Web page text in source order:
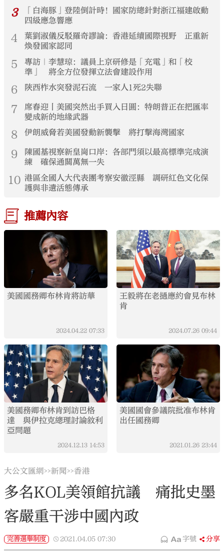
3
「白海豚」登陸倒計時！國家防總針對浙江福建啟動
四級應急響應
4
葉劉淑儀反駁羅奇謬論：香港延續國際視野 正重新
煥發國家認同
5
專訪｜李慧琼：議員上京研修是「充電」和「校
準」 將全方位發揮立法會建設作用
6 陝西柞水突發泥石流 一家人1死2失聯
7
席春迎丨美國突然出手買入日圓：特朗普正在把匯率
變成新的地緣武器
8 伊朗威脅若美國發動新襲擊 將打擊海灣國家
9
陳國基視察新皇崗口岸：各部門須以最高標準完成演
練 確保通關萬無一失
10 港區全國人大代表團考察安徽涇縣 調研紅色文化保
護與非遺活態傳承
推薦內容
美國國務卿布林肯將訪華
2024.04.22 07:33
王毅將在老撾應約會見布林
肯
2024.07.26 09:44
美國務卿布林肯到訪巴格
達 與伊拉克總理討論敘利
亞問題
2024.12.13 14:53
美國國會參議院批准布林肯
出任國務卿
2021.01.26 23:44
大公文匯網>>新聞>>香港
多名KOL美領館抗議 痛批史墨
客嚴重干涉中國內政
完善選舉制度 2021.04.05 07:30 字號 分享